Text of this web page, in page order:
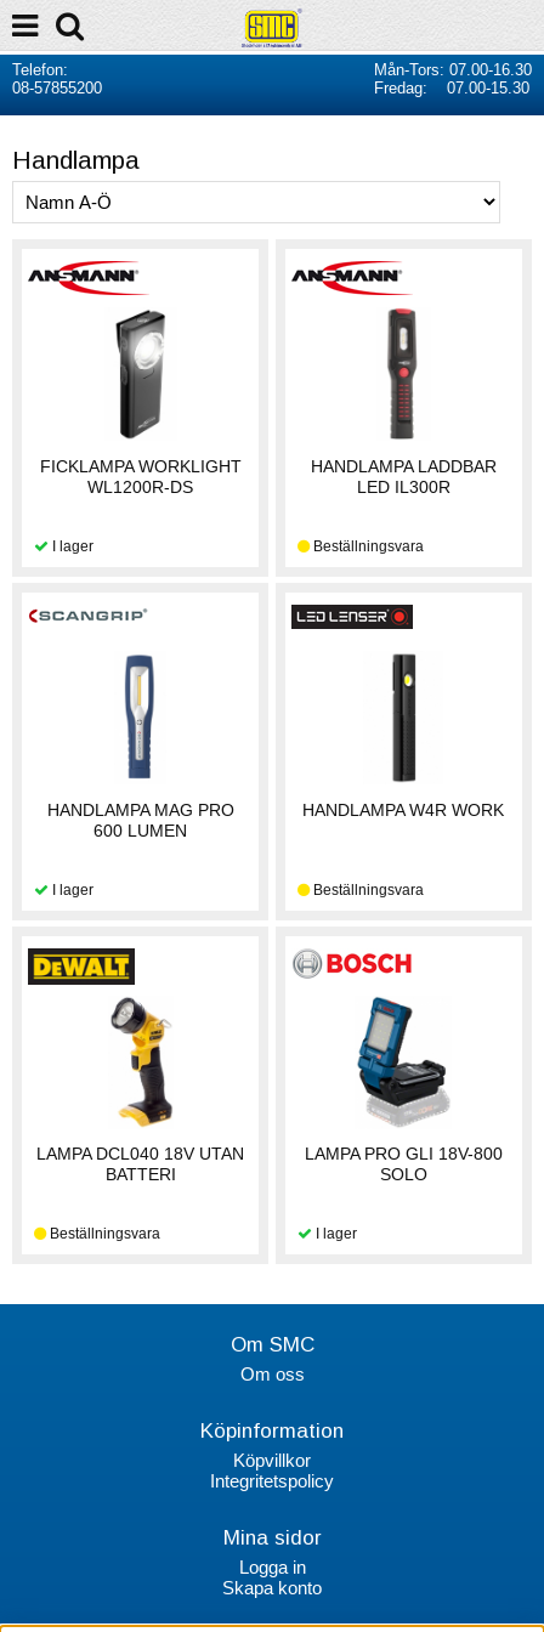
Telefon:
08-57855200
Mån-Tors: 07.00-16.30
Fredag: 07.00-15.30
Handlampa
FICKLAMPA WORKLIGHT
WL1200R-DS
HANDLAMPA LADDBAR
LED IL300R
HANDLAMPA MAG PRO
600 LUMEN
HANDLAMPA W4R WORK
LAMPA DCL040 18V UTAN
BATTERI
LAMPA PRO GLI 18V-800
SOLO
Om SMC
Om oss
Köpinformation
Köpvillkor
Integritetspolicy
Mina sidor
Logga in
Skapa konto